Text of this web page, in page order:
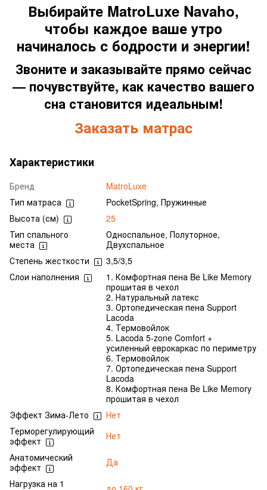
Выбирайте MatroLuxe Navaho,
чтобы каждое ваше утро
начиналось с бодрости и энергии!
Звоните и заказывайте прямо сейчас
— почувствуйте, как качество вашего
сна становится идеальным!
Заказать матрас
Характеристики
Бренд
MatroLuxe
Тип матраса
PocketSpring, Пружинные
Высота (см)
25
Тип спального
места
Односпальное, Полуторное,
Двухспальное
Степень жесткости
3,5/3,5
Слои наполнения
1. Комфортная пена Be Like Memory
прошитая в чехол
2. Натуральный латекс
3. Ортопедическая пена Support
Lacoda
4. Термовойлок
5. Lacoda 5-zone Comfort +
усиленный еврокаркас по периметру
6. Термовойлок
7. Ортопедическая пена Support
Lacoda
8. Комфортная пена Be Like Memory
прошитая в чехол
Эффект Зима-Лето
Нет
Терморегулирующий
эффект
Нет
Анатомический
эффект
Да
Нагрузка на 1